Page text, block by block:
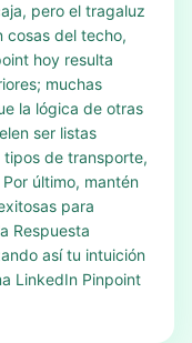
pero el tragaluz
cosas del techo,
hoy resulta
muchas
la lógica de otras
ser listas
de transporte,
último, mantén
para
Respuesta
así tu intuición
LinkedIn Pinpoint